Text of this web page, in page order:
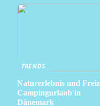
TRENDS
Naturerlebnis und
Campingurlaub in
Dänemark